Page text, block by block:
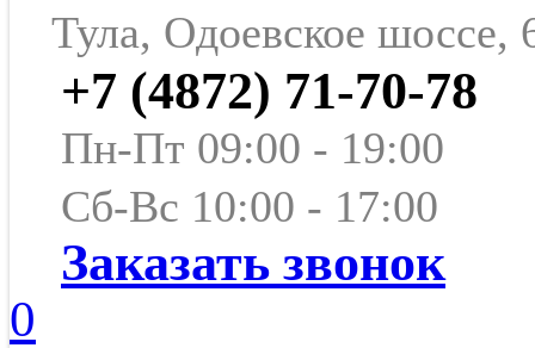
Тула, Одоевское шоссе,
+7 (4872) 71-70-78
Пн-Пт 09:00 - 19:00
Сб-Вс 10:00 - 17:00
Заказать звонок
0